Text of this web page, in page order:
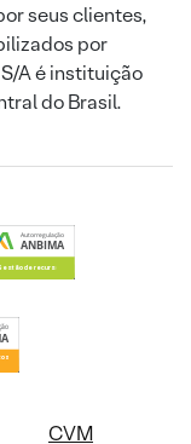
seus clientes,
por
A é instituição
do Brasil.
CVM